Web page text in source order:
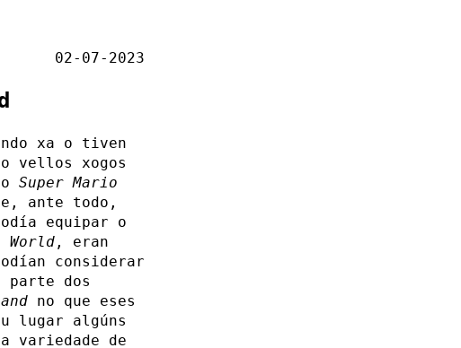
02-07-2023
xa o tiven
vellos xogos
Super Mario
ante todo,
equipar o
World , eran
considerar
parte dos
no que eses
lugar algúns
variedade de